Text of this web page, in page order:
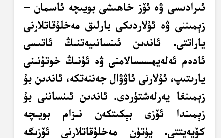
ئىرادىسى ۋە ئۆز خاھىشى بويىچە ئاسمان –
زېمىننى ۋە ئۇلاردىكى بارلىق مەخلۇقاتلارنى
ياراتتى. ئاندىن ئىنسانىيەتنىڭ ئاتىسى
ئادەم ئەلەيھىسسالامنى ۋە ئۇنىڭ خوتۇنىنى
يارىتىپ، ئۇلارنى ئاۋۋال جەننەتكە، ئاندىن بۇ
زېمىنغا يەرلەشتۈردى. ئاندىن ئىنساننى بۇ
زېمىندا ئۆزى بېكىتكەن نىزام بويىچە
كۆپەيتتى. پۈتۈن مەخلۇقاتلارنى ئۆزىگە